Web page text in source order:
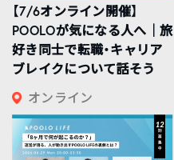
【7/6オンライン開催】
POOLOが気になる人へ｜旅
好き同士で転職・キャリア
ブレイクについて話そう
オンライン